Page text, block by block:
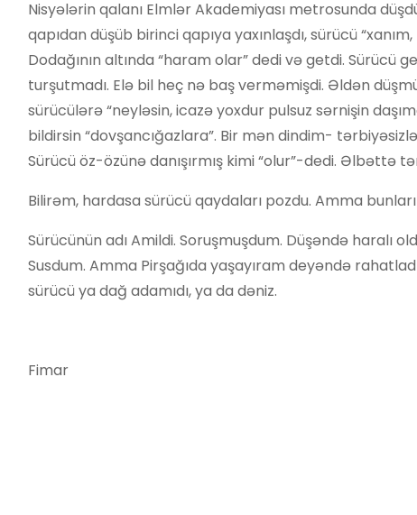
Nisyələrin qalanı Elmlər Akademiyası metrosunda
qapıdan düşüb birinci qapıya yaxınlaşdı, sürücü
Dodağının altında “haram olar” dedi və getdi. Sürücü
turşutmadı. Elə bil heç nə baş verməmişdi. Əldən
sürücülərə “neyləsin, icazə yoxdur pulsuz sərnişin
bildirsin “dovşancığazlara”. Bir mən dindim-
Sürücü öz-özünə danışırmış kimi “olur”-dedi. Əlbəttə
Bilirəm, hardasa sürücü qaydaları pozdu. Amma
Sürücünün adı Amildi. Soruşmuşdum. Düşəndə haralı
Susdum. Amma Pirşağıda yaşayıram deyəndə
sürücü ya dağ adamıdı, ya da dəniz.
Fimar